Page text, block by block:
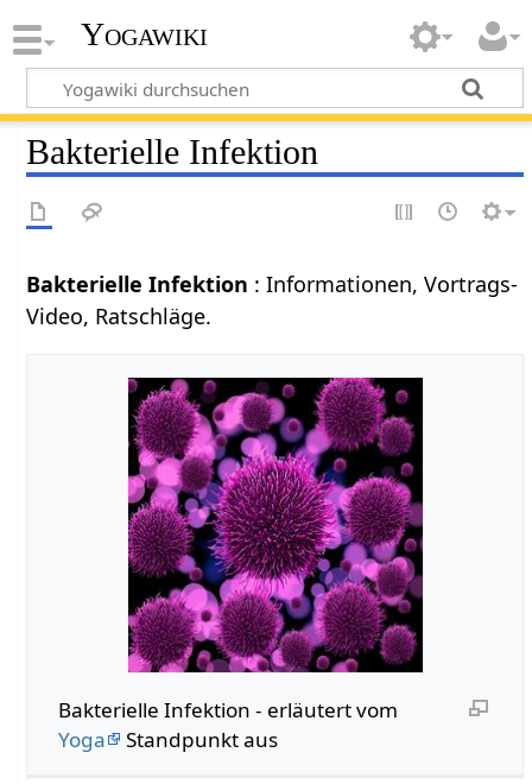
Yogawiki
Bakterielle Infektion
Bakterielle Infektion : Informationen, Vortrags-
Video, Ratschläge.
Bakterielle Infektion - erläutert vom
Yoga
Standpunkt aus